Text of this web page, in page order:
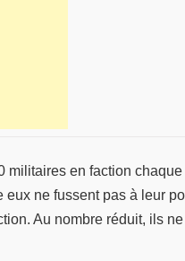
en faction chaque
ne fussent pas à leur
Au nombre réduit, ils